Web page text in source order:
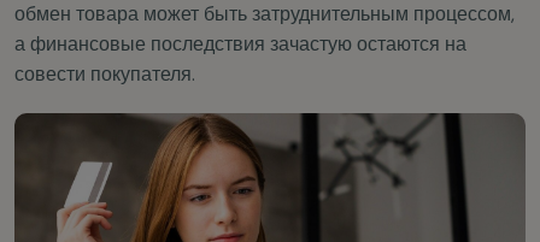
обмен товара может быть затруднительным процессом,
а финансовые последствия зачастую остаются на
совести покупателя.